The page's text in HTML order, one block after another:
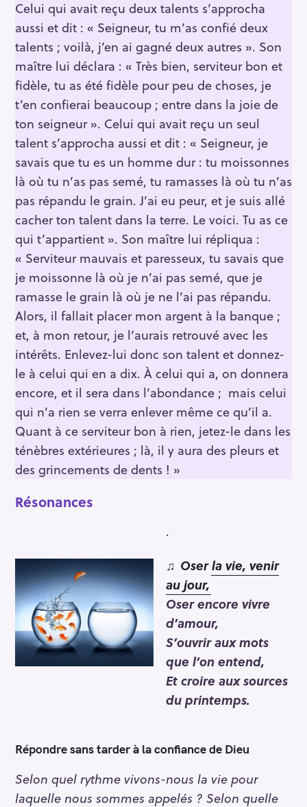
Celui qui avait reçu deux talents s’approcha
aussi et dit : « Seigneur, tu m’as confié deux
talents ; voilà, j’en ai gagné deux autres ». Son
maître lui déclara : « Très bien, serviteur bon et
fidèle, tu as été fidèle pour peu de choses, je
t’en confierai beaucoup ; entre dans la joie de
ton seigneur ». Celui qui avait reçu un seul
talent s’approcha aussi et dit : « Seigneur, je
savais que tu es un homme dur : tu moissonnes
là où tu n’as pas semé, tu ramasses là où tu n’as
pas répandu le grain. J’ai eu peur, et je suis allé
cacher ton talent dans la terre. Le voici. Tu as ce
qui t’appartient ». Son maître lui répliqua :
« Serviteur mauvais et paresseux, tu savais que
je moissonne là où je n’ai pas semé, que je
ramasse le grain là où je ne l’ai pas répandu.
Alors, il fallait placer mon argent à la banque ;
et, à mon retour, je l’aurais retrouvé avec les
intérêts. Enlevez-lui donc son talent et donnez-
le à celui qui en a dix. À celui qui a, on donnera
encore, et il sera dans l’abondance ; mais celui
qui n’a rien se verra enlever même ce qu’il a.
Quant à ce serviteur bon à rien, jetez-le dans les
ténèbres extérieures ; là, il y aura des pleurs et
des grincements de dents ! »
Résonances
.
♫ Oser la vie, venir
au jour,
Oser encore vivre
d’amour,
S’ouvrir aux mots
que l’on entend,
Et croire aux sources
du printemps.
Répondre sans tarder à la confiance de Dieu
Selon quel rythme vivons-nous la vie pour
laquelle nous sommes appelés ? Selon quelle
e
a